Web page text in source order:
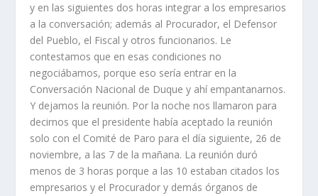
y en las siguientes dos horas integrar a los empresarios
a la conversación; además al Procurador, el Defensor
del Pueblo, el Fiscal y otros funcionarios. Le
contestamos que en esas condiciones no
negociábamos, porque eso sería entrar en la
Conversación Nacional de Duque y ahí empantanarnos.
Y dejamos la reunión. Por la noche nos llamaron para
decirnos que el presidente había aceptado la reunión
solo con el Comité de Paro para el día siguiente, 26 de
noviembre, a las 7 de la mañana. La reunión duró
menos de 3 horas porque a las 10 estaban citados los
empresarios y el Procurador y demás órganos de